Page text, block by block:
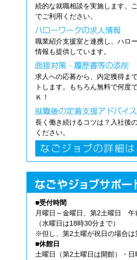
続的な就職相談を実施します。
でご利用ください。
職業紹介支援室と連携し、ハロ
情報も提供しています。
求人への応募から、内定獲得ま
トします。もちろん無料で何度
Ｋ！
長く働き続けるコツは？入社後
ください。
■受付時間
月曜日～金曜日、第2土曜日 午
（水曜日は18時30分まで）
※但し、第2土曜が祝日の場合は
■休館日
土曜日（第2土曜日は開館）・日